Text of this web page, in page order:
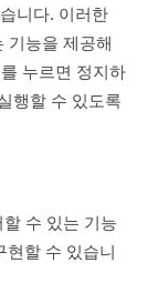
니다. 이러한
기능을 제공해
누르면 정지하
행할 수 있도록
수 있는 기능
현할 수 있습니